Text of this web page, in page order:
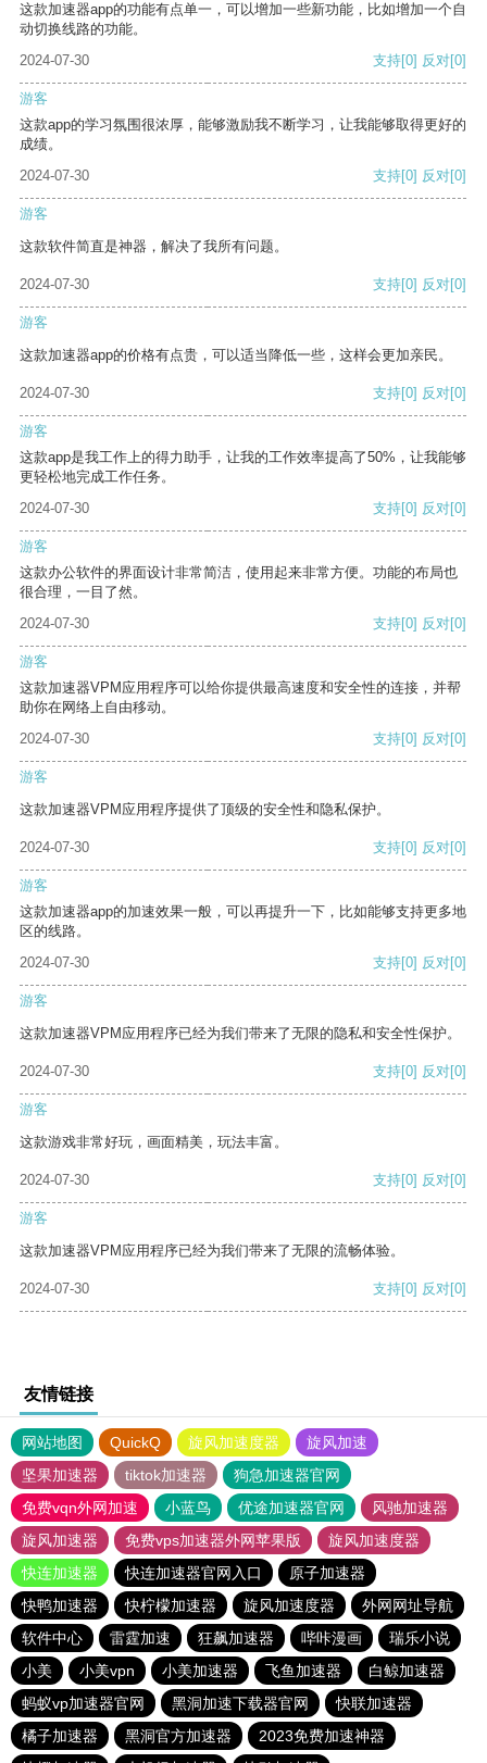
这款加速器app的功能有点单一，可以增加一些新功能，比如增加一个自
动切换线路的功能。
2024-07-30
支持[0] 反对[0]
游客
这款app的学习氛围很浓厚，能够激励我不断学习，让我能够取得更好的
成绩。
2024-07-30
支持[0] 反对[0]
游客
这款软件简直是神器，解决了我所有问题。
2024-07-30 支持[0] 反对[0]
游客
这款加速器app的价格有点贵，可以适当降低一些，这样会更加亲民。
2024-07-30 支持[0] 反对[0]
游客
这款app是我工作上的得力助手，让我的工作效率提高了50%，让我能够
更轻松地完成工作任务。
2024-07-30
支持[0] 反对[0]
游客
这款办公软件的界面设计非常简洁，使用起来非常方便。功能的布局也
很合理，一目了然。
2024-07-30
支持[0] 反对[0]
游客
这款加速器VPM应用程序可以给你提供最高速度和安全性的连接，并帮
助你在网络上自由移动。
2024-07-30
支持[0] 反对[0]
游客
这款加速器VPM应用程序提供了顶级的安全性和隐私保护。
2024-07-30 支持[0] 反对[0]
游客
这款加速器app的加速效果一般，可以再提升一下，比如能够支持更多地
区的线路。
2024-07-30
支持[0] 反对[0]
游客
这款加速器VPM应用程序已经为我们带来了无限的隐私和安全性保护。
2024-07-30 支持[0] 反对[0]
游客
这款游戏非常好玩，画面精美，玩法丰富。
2024-07-30 支持[0] 反对[0]
游客
这款加速器VPM应用程序已经为我们带来了无限的流畅体验。
2024-07-30 支持[0] 反对[0]
友情链接
网站地图 QuickQ 旋风加速度器
旋风加速
坚果加速器
tiktok加速器
狗急加速器官网
免费vqn外网加速
小蓝鸟 优途加速器官网
风驰加速器
旋风加速器
免费vps加速器外网苹果版
旋风加速度器
快连加速器
快连加速器官网入口
原子加速器
快鸭加速器
快柠檬加速器 旋风加速度器
外网网址导航
软件中心
雷霆加速 狂飙加速器 哔咔漫画
瑞乐小说
小美
小美vpn 小美加速器 飞鱼加速器
白鲸加速器
蚂蚁vp加速器官网
黑洞加速下载器官网
快联加速器
橘子加速器
黑洞官方加速器
2023免费加速神器